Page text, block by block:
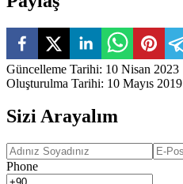
Güncelleme Tarihi: 10 Nisan 2023
Oluşturulma Tarihi: 10 Mayıs 2019
Sizi Arayalım
Phone